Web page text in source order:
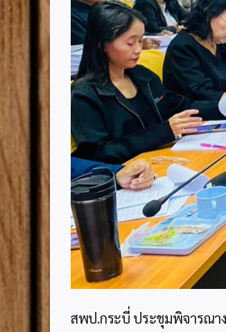
สพป.กระบี่ ประชุมพิจารณา